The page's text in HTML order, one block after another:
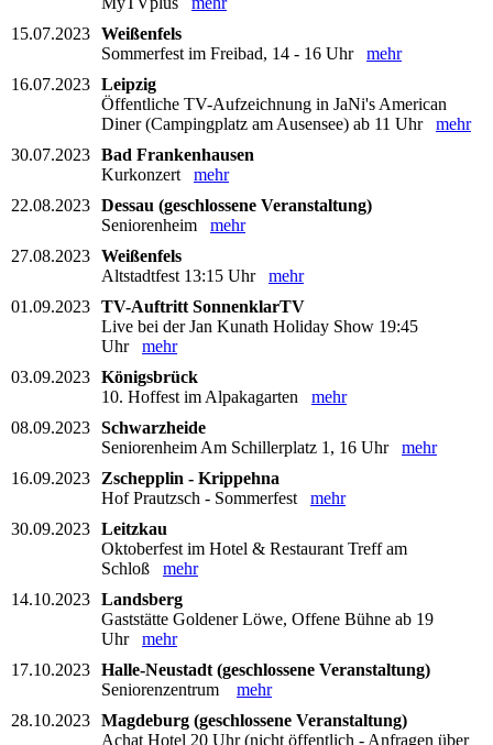
15.07.2023 Weißenfels
Sommerfest im Freibad, 14 - 16 Uhr mehr
16.07.2023 Leipzig
Öffentliche TV-Aufzeichnung in JaNi's American
Diner (Campingplatz am Ausensee) ab 11 Uhr mehr
30.07.2023 Bad Frankenhausen
Kurkonzert mehr
22.08.2023 Dessau (geschlossene Veranstaltung)
Seniorenheim mehr
27.08.2023 Weißenfels
Altstadtfest 13:15 Uhr mehr
01.09.2023 TV-Auftritt SonnenklarTV
Live bei der Jan Kunath Holiday Show 19:45
Uhr mehr
03.09.2023 Königsbrück
10. Hoffest im Alpakagarten mehr
08.09.2023 Schwarzheide
Seniorenheim Am Schillerplatz 1, 16 Uhr mehr
16.09.2023
Zschepplin - Krippehna
Hof Prautzsch - Sommerfest mehr
30.09.2023 Leitzkau
Oktoberfest im Hotel & Restaurant Treff am
Schloß mehr
14.10.2023 Landsberg
Gaststätte Goldener Löwe, Offene Bühne ab 19
Uhr mehr
17.10.2023 Halle-Neustadt (geschlossene Veranstaltung)
Seniorenzentrum mehr
28.10.2023 Magdeburg (geschlossene Veranstaltung)
Achat Hotel 20 Uhr (nicht öffentlich - Anfragen über